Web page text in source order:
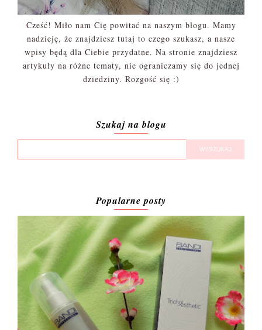
Cześć! Miło nam Cię powitać na naszym blogu. Mamy
nadzieję, że znajdziesz tutaj to czego szukasz, a nasze
wpisy będą dla Ciebie przydatne. Na stronie znajdziesz
artykuły na różne tematy, nie ograniczamy się do jednej
dziedziny. Rozgość się :)
Szukaj na blogu
Popularne posty